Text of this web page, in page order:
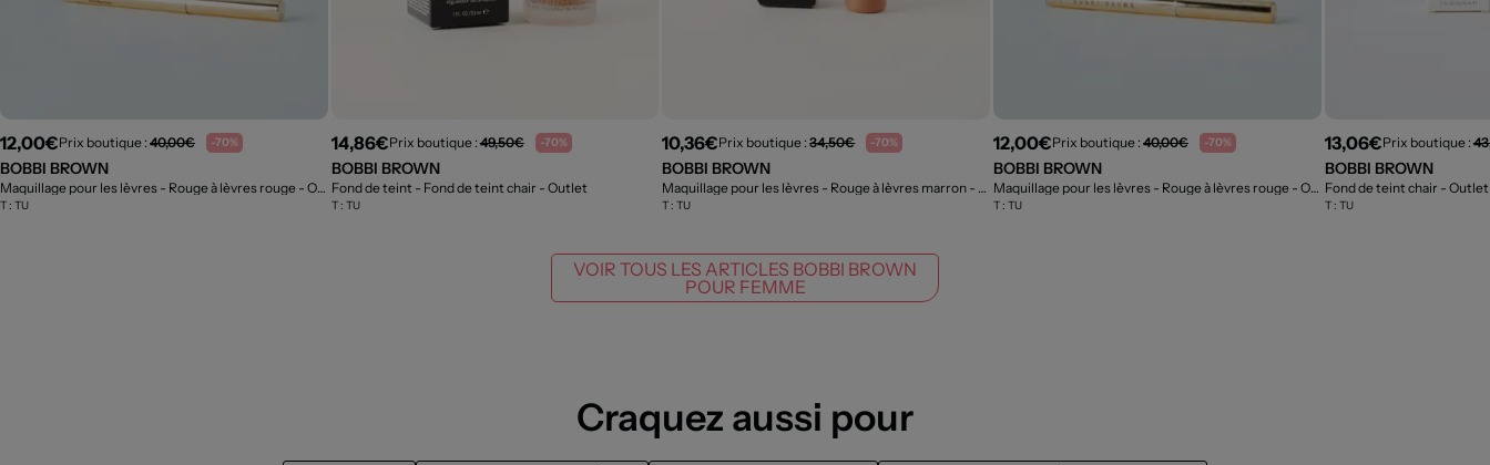
12,00€Prix boutique : 40,00€ -70%
BOBBI BROWN
Maquillage pour les lèvres - Rouge à lèvres rouge - Outlet
T : TU
14,86€Prix boutique :49,50€ -70%
BOBBI BROWN
Fond de teint - Fond de teint chair - Outlet
T : TU
10,36€Prix boutique :34,50€ -70%
BOBBI BROWN
Maquillage pour les lèvres - Rouge à lèvres marron - Outlet
T :TU
12,00€Prix boutique :40,00€ -70%
BOBBI BROWN
Maquillage pour les lèvres - Rouge à lèvres rouge - Outlet
T :TU
13,06€Prix boutique :
BOBBI BROWN
Fond de teint chair - Outlet
T : TU
VOIR TOUS LES ARTICLES BOBBI BROWN
POUR FEMME
Craquez aussi pour